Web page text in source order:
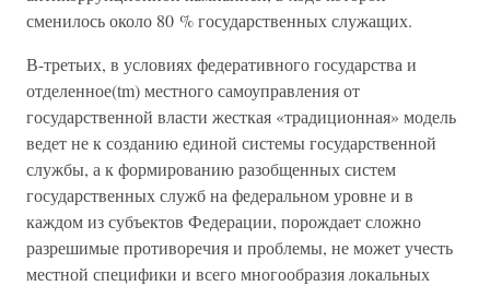
сменилось около 80 % государственных служащих.
В-третьих, в условиях федеративного государства и
отделенное(tm) местного самоуправления от
государственной власти жесткая «традиционная» модель
ведет не к созданию единой системы государственной
службы, а к формированию разобщенных систем
государственных служб на федеральном уровне и в
каждом из субъектов Федерации, порождает сложно
разрешимые противоречия и проблемы, не может учесть
местной специфики и всего многообразия локальных